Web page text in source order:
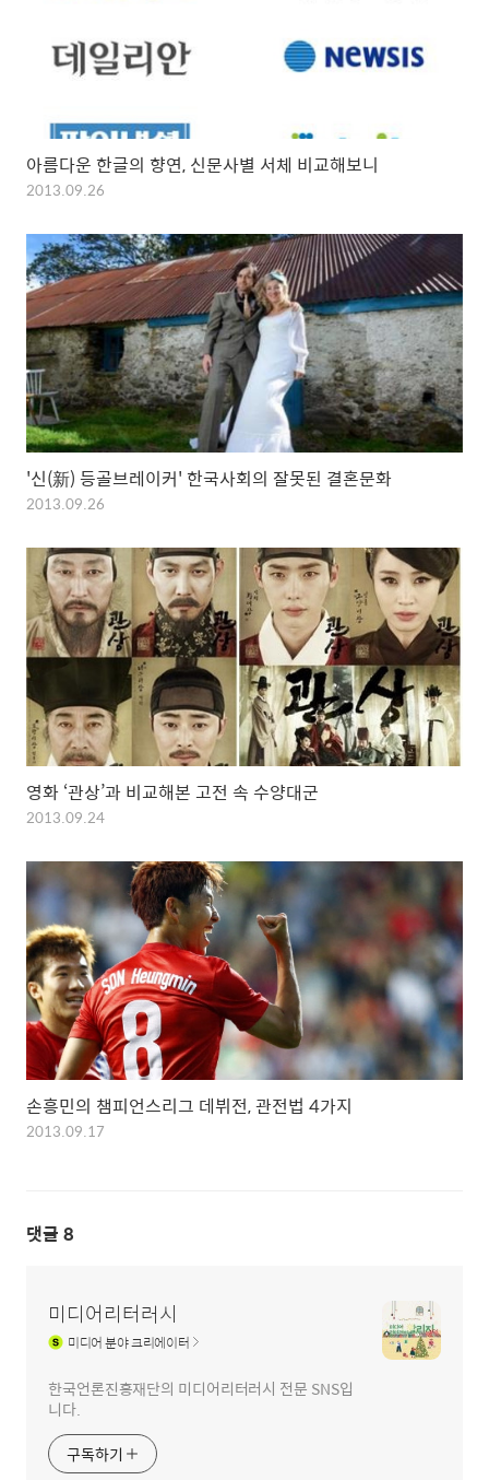
아름다운 한글의 향연, 신문사별 서체 비교해보니
2013.09.26
'신(新) 등골브레이커' 한국사회의 잘못된 결혼문화
2013.09.26
영화 ‘관상’과 비교해본 고전 속 수양대군
2013.09.24
손흥민의 챔피언스리그 데뷔전, 관전법 4가지
2013.09.17
댓글 8
미디어리터러시
미디어분야 크리에이터
한국언론진흥재단의 미디어리터러시 전문 SNS입
니다.
구독하기